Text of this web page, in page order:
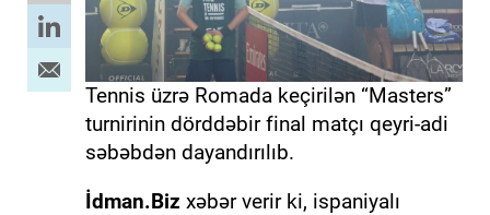
Tennis üzrə Romada keçirilən “Masters”
turnirinin dörddəbir final matçı qeyri-adi
səbəbdən dayandırılıb.
İdman.Biz xəbər verir ki, ispaniyalı